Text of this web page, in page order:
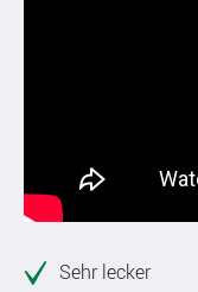
Sehr lecker